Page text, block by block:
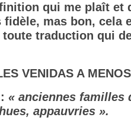
qui me plaît et
fidèle, mas bon, cela
traduction qui
VENIDAS A
« anciennes familles
appauvries ».